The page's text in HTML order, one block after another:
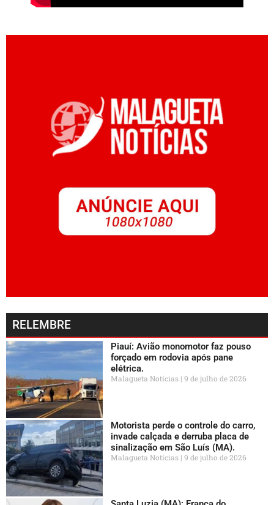
RELEMBRE
Piauí: Avião monomotor faz pouso
forçado em rodovia após pane
elétrica.
Malagueta Notícias 9 de julho de 2026
Motorista perde o controle do carro,
invade calçada e derruba placa de
sinalização em São Luís (MA).
Malagueta Notícias 9 de julho de 2026